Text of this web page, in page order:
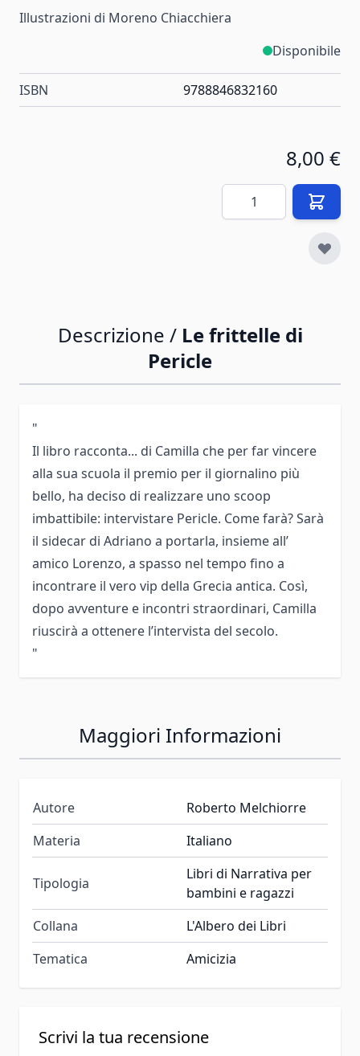
Illustrazioni di Moreno Chiacchiera
Disponibile
ISBN 9788846832160
8,00 €
Quantità
Descrizione / Le frittelle di
Pericle
"
Il libro racconta... di Camilla che per far vincere
alla sua scuola il premio per il giornalino più
bello, ha deciso di realizzare uno scoop
imbattibile: intervistare Pericle. Come farà? Sarà
il sidecar di Adriano a portarla, insieme all’
amico Lorenzo, a spasso nel tempo fino a
incontrare il vero vip della Grecia antica. Così,
dopo avventure e incontri straordinari, Camilla
riuscirà a ottenere l’intervista del secolo.
"
Maggiori Informazioni
Autore
Roberto Melchiorre
Materia
Italiano
Tipologia
Libri di Narrativa per
bambini e ragazzi
Collana
L'Albero dei Libri
Tematica
Amicizia
Scrivi la tua recensione